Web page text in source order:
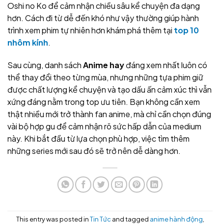
Oshi no Ko để cảm nhận chiều sâu kể chuyện đa dạng
hơn. Cách đi từ dễ đến khó như vậy thường giúp hành
trình xem phim tự nhiên hơn khám phá thêm tại top 10
nhôm kính.
Sau cùng, danh sáchAnime hayđáng xem nhất luôn có
thể thay đổi theo từng mùa, nhưng những tựa phim giữ
được chất lượng kể chuyện và tạo dấu ấn cảm xúc thì vẫn
xứng đáng nằm trong top ưu tiên. Bạn không cần xem
thật nhiều mới trở thành fan anime, mà chỉ cần chọn đúng
vài bộ hợp gu để cảm nhận rõ sức hấp dẫn của medium
này. Khi bắt đầu từ lựa chọn phù hợp, việc tìm thêm
những series mới sau đó sẽ trở nên dễ dàng hơn.
This entry was posted inTin Tức and tagged anime hành động,